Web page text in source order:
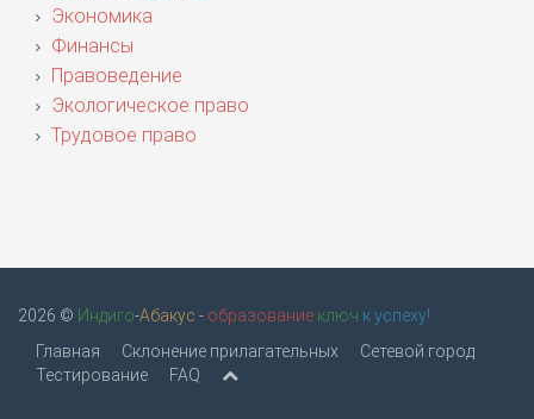
Экономика
Финансы
Правоведение
Экологическое право
Трудовое право
2026 © Индиго-Абакус - образование ключ к успеху!
Главная
Склонение прилагательных
Сетевой город
Тестирование
FAQ